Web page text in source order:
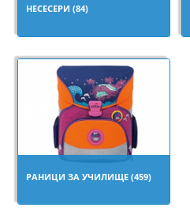
НЕСЕСЕРИ (84)
РАНИЦИ ЗА УЧИЛИЩЕ (459)